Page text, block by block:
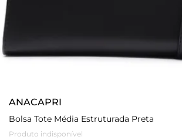
ANACAPRI
Bolsa Tote Média Estruturada Preta
Produto indisponível